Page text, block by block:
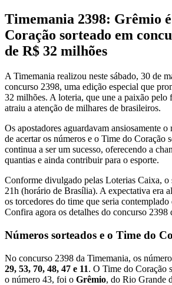
Timemania 2398: Grêmio
Coração sorteado em
de R$ 32 milhões
A Timemania realizou neste sábado, 30 de
concurso 2398, uma edição especial que
32 milhões. A loteria, que une a paixão pelo
atraiu a atenção de milhares de brasileiros.
Os apostadores aguardavam ansiosamente o
de acertar os números e o Time do Coração
continua a ser um sucesso, oferecendo a
quantias e ainda contribuir para o esporte.
Conforme divulgado pelas Loterias Caixa, o
21h (horário de Brasília). A expectativa era
os torcedores do time que seria contemplado
Confira agora os detalhes do concurso 2398
Números sorteados e o Time do
No concurso 2398 da Timemania, os
29, 53, 70, 48, 47 e 11. O Time do Coração
o número 43, foi o Grêmio, do Rio Grande